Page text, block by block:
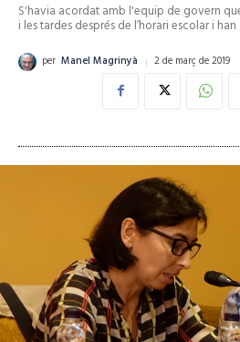
S'havia acordat amb l'equip de govern
i les tardes després de l’horari escolar i
per Manel Magrinyà 2 de març de 2019